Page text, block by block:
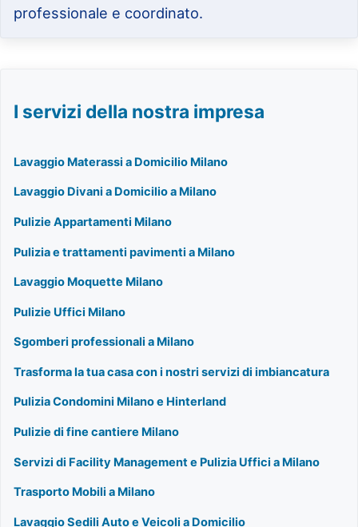
professionale e coordinato.
I servizi della nostra impresa
Lavaggio Materassi a Domicilio Milano
Lavaggio Divani a Domicilio a Milano
Pulizie Appartamenti Milano
Pulizia e trattamenti pavimenti a Milano
Lavaggio Moquette Milano
Pulizie Uffici Milano
Sgomberi professionali a Milano
Trasforma la tua casa con i nostri servizi di imbiancatura
Pulizia Condomini Milano e Hinterland
Pulizie di fine cantiere Milano
Servizi di Facility Management e Pulizia Uffici a Milano
Trasporto Mobili a Milano
Lavaggio Sedili Auto e Veicoli a Domicilio